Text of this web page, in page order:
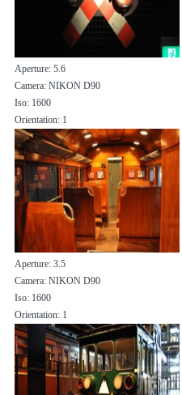
Aperture: 5.6
Camera: NIKON D90
Iso: 1600
Orientation: 1
Aperture: 3.5
Camera: NIKON D90
Iso: 1600
Orientation: 1